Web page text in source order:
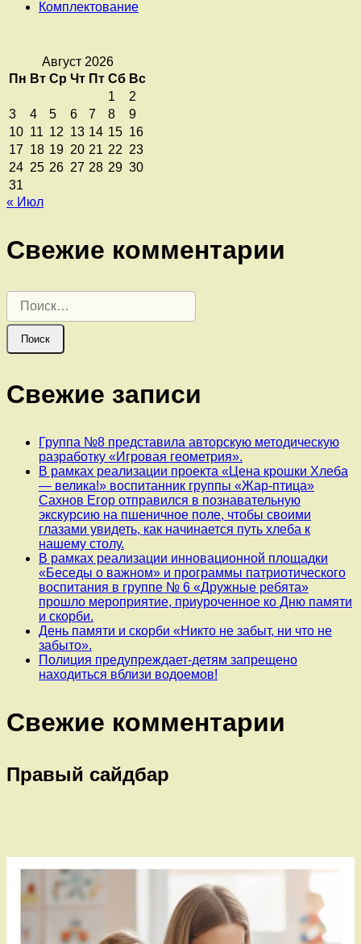
Комплектование
Август 2026
Пн Вт Ср Чт Пт Сб Вс
1
2
3
4 5 6 7 8
9
10 11 12 13 14 15 16
17 18 19 20 21 22 23
24 25 26 27 28 29 30
31
« Июл
Свежие комментарии
Найти:
Свежие записи
Группа №8 представила авторскую методическую
разработку «Игровая геометрия».
В рамках реализации проекта «Цена крошки Хлеба
— велика!» воспитанник группы «Жар-птица»
Сахнов Егор отправился в познавательную
экскурсию на пшеничное поле, чтобы своими
глазами увидеть, как начинается путь хлеба к
нашему столу.
В рамках реализации инновационной площадки
«Беседы о важном» и программы патриотического
воспитания в группе № 6 «Дружные ребята»
прошло мероприятие, приуроченное ко Дню памяти
и скорби.
День памяти и скорби «Никто не забыт, ни что не
забыто».
Полиция предупреждает-детям запрещено
находиться вблизи водоемов!
Свежие комментарии
Правый сайдбар